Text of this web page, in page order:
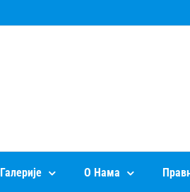
Галерије О Нама